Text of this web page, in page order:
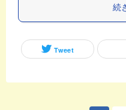
続
Tweet